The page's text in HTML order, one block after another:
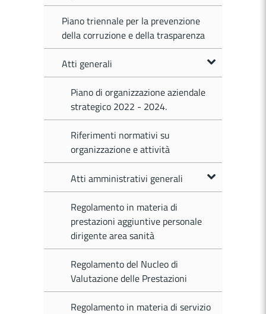
Piano triennale per la prevenzione
della corruzione e della trasparenza
Atti generali
Piano di organizzazione aziendale
strategico 2022 - 2024.
Riferimenti normativi su
organizzazione e attività
Atti amministrativi generali
Regolamento in materia di
prestazioni aggiuntive personale
dirigente area sanità
Regolamento del Nucleo di
Valutazione delle Prestazioni
Regolamento in materia di servizio